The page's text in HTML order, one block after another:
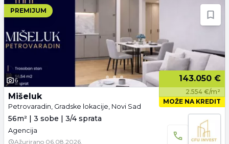
PREMIJUM
6 143.050 €
2.554 €/m²
MOŽE NA KREDIT
Mišeluk
Petrovaradin, Gradske lokacije, Novi Sad
56m² | 3 sobe | 3/4 sprata
Agencija
Ažurirano 06.08.2026.